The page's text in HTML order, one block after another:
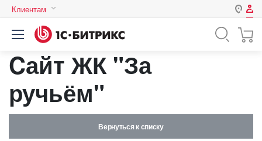
Клиентам
Авторизация
Нет аккаунта?
Пароль
Cайт ЖК "За
ручьём"
Вернуться к списку